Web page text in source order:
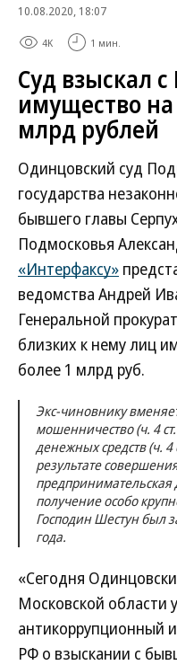
10.08.2020, 18:07
4K 1 мин.
Суд взыскал
имущество
млрд рублей
Одинцовский суд
государства
бывшего главы
Подмосковья
«Интерфаксу»
ведомства Андрей
Генеральной
близких к нему лиц
более 1 млрд руб.
Экс-чиновнику
мошенничество (ч. 4
денежных средств (ч.
результате
предпринимательская
получение особо
Господин Шестун был
года.
«Сегодня
Московской области
антикоррупционный
РФ о взыскании с